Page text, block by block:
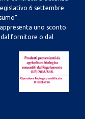
6 settembre
uno sconto.
dal fornitore o dal